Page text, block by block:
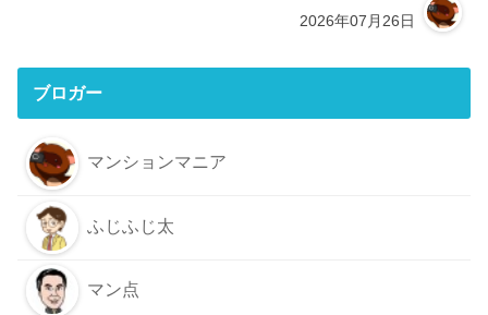
2026年07月26日
ブロガー
マンションマニア
ふじふじ太
マン点